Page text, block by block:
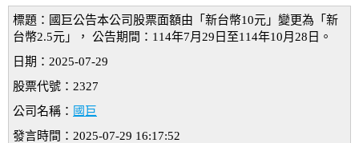
標題：國巨公告本公司股票面額由「新台幣10元」變更為「新
台幣2.5元」， 公告期間：114年7月29日至114年10月28日。
日期：2025-07-29
股票代號：2327
公司名稱： 國巨
發言時間：2025-07-29 16:17:52